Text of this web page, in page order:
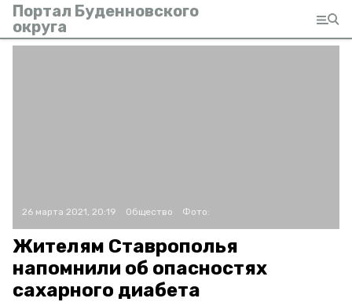
Портал Буденновского
округа
26 марта 2021, 20:19 Общество Фото:
Жителям Ставрополья
напомнили об опасностях
сахарного диабета